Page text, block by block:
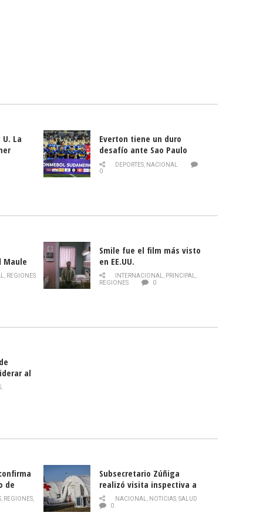
La
Everton tiene un duro
desafío ante Sao Paulo
DEPORTES, NACIONAL
0
Maule
de la
, REGIONES
Smile fue el film más visto
en EE.UU.
INTERNACIONAL, PRINCIPAL,
REGIONES
0
al
,
de
, REGIONES,
Subsecretario Zúñiga
realizó visita inspectiva a
Hospital Modular Sótero del
Río
NACIONAL, NOTICIAS,SALUD
0